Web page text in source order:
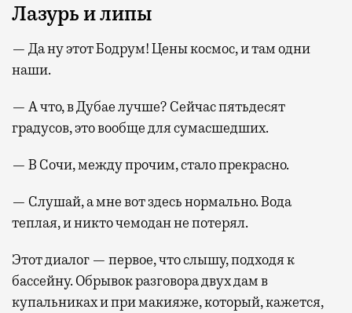
Лазурь и липы
— Да ну этот Бодрум! Цены космос, и там одни
наши.
— А что, в Дубае лучше? Сейчас пятьдесят
градусов, это вообще для сумасшедших.
— В Сочи, между прочим, стало прекрасно.
— Слушай, а мне вот здесь нормально. Вода
теплая, и никто чемодан не потерял.
Этот диалог — первое, что слышу, подходя к
бассейну. Обрывок разговора двух дам в
купальниках и при макияже, который, кажется,